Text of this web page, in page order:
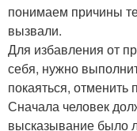
понимаем причины
вызвали.
Для избавления от
себя, нужно
покаяться, отменить
Сначала человек
высказывание было